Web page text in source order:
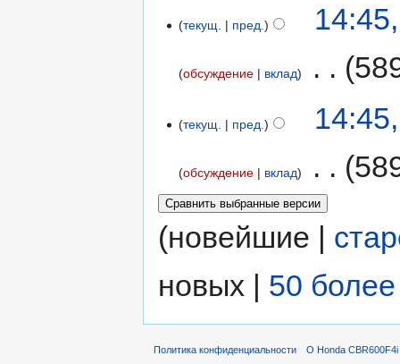
текущ. пред.
обсуждение вклад
текущ. пред.
обсуждение вклад
(новейшие |
новых | 50
Политика конфиденциальности О Honda CBR600F4i